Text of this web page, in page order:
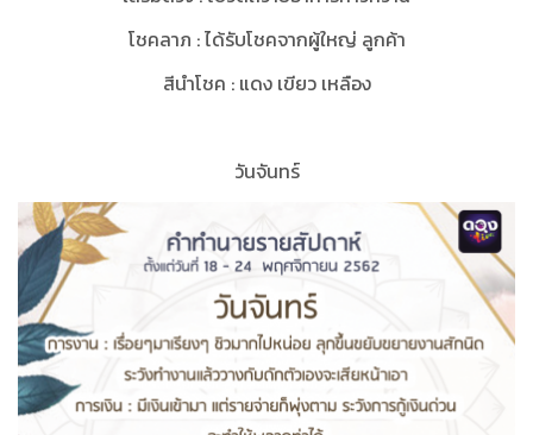
โชคลาภ :ได้รับโชคจากผู้ใหญ่ ลูกค้า
สีนำโชค :แดง เขียว เหลือง
วันจันทร์